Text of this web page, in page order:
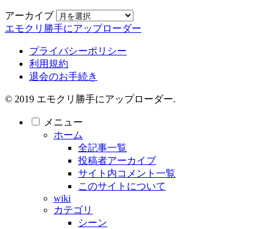
アーカイブ
エモクリ勝手にアップローダー
プライバシーポリシー
利用規約
退会のお手続き
© 2019 エモクリ勝手にアップローダー.
メニュー
ホーム
全記事一覧
投稿者アーカイブ
サイト内コメント一覧
このサイトについて
wiki
カテゴリ
シーン